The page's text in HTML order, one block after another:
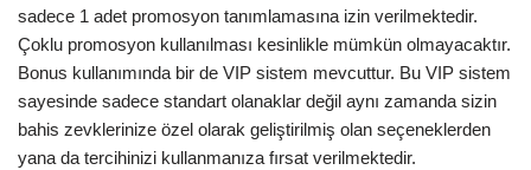
sadece 1 adet promosyon tanımlamasına izin verilmektedir.
Çoklu promosyon kullanılması kesinlikle mümkün olmayacaktır.
Bonus kullanımında bir de VIP sistem mevcuttur. Bu VIP sistem
sayesinde sadece standart olanaklar değil aynı zamanda sizin
bahis zevklerinize özel olarak geliştirilmiş olan seçeneklerden
yana da tercihinizi kullanmanıza fırsat verilmektedir.